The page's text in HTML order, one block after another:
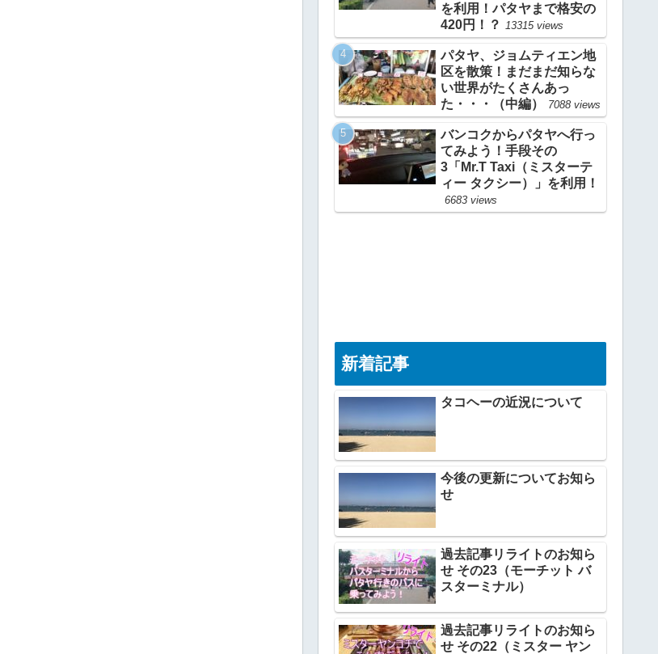
を利用！パタヤまで格安の
420円！？
13315 views
パタヤ、ジョムティエン地
区を散策！まだまだ知らな
い世界がたくさんあっ
た・・・（中編）
7088 views
バンコクからパタヤへ行っ
てみよう！手段その
3「Mr.T Taxi（ミスターテ
ィー タクシー）」を利用！
6683 views
新着記事
タコヘーの近況について
今後の更新についてお知ら
せ
過去記事リライトのお知ら
せ その23（モーチット バ
スターミナル）
過去記事リライトのお知ら
せ その22（ミスター ヤン